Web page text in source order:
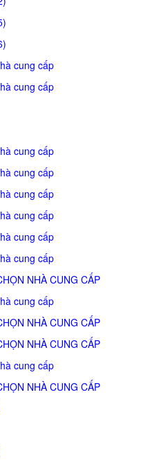
cung cấp
cung cấp
cung cấp
cung cấp
cung cấp
cung cấp
cung cấp
cung cấp
NHÀ CUNG CẤP
cung cấp
NHÀ CUNG CẤP
NHÀ CUNG CẤP
cung cấp
NHÀ CUNG CẤP